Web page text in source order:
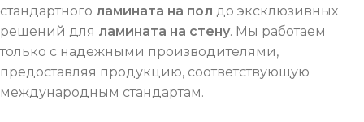
стандартного ламината на пол до эксклюзивных
решений для ламината на стену. Мы работаем
только с надежными производителями,
предоставляя продукцию, соответствующую
международным стандартам.